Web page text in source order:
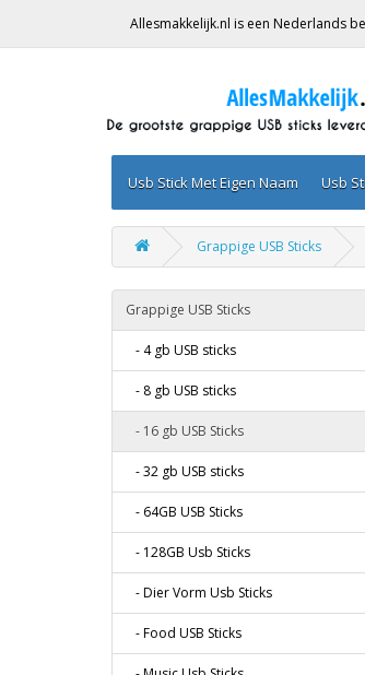
Allesmakkelijk.nl is een Nederlands
Usb Stick Met Eigen Naam Usb
Grappige USB Sticks
Grappige USB Sticks
- 4 gb USB sticks
- 8 gb USB sticks
- 16 gb USB Sticks
- 32 gb USB sticks
- 64GB USB Sticks
- 128GB Usb Sticks
- Dier Vorm Usb Sticks
- Food USB Sticks